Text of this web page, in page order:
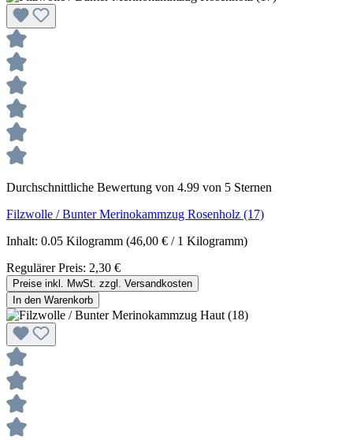
Durchschnittliche Bewertung von 4.99 von 5 Sternen
Filzwolle / Bunter Merinokammzug Rosenholz (17)
Inhalt: 0.05 Kilogramm (46,00 € / 1 Kilogramm)
Regulärer Preis: 2,30 €
Preise inkl. MwSt. zzgl. Versandkosten
In den Warenkorb